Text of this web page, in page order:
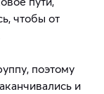
чтобы от
поэтому
и